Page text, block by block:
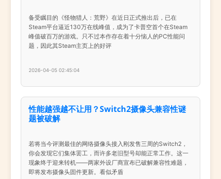
备受瞩目的《怪物猎人：荒野》在近日正式推出后，已在
Steam平台逼近130万在线峰值，成为了卡普空首个在Steam
峰值破百万的游戏。只不过本作存在着十分恼人的PC性能问
题，因此其Steam主页上的好评
2026-04-05 02:45:04
性能越强越不让用？Switch2摄像头兼容性谜
题被破解
若将当今评测最佳的网络摄像头接入刚发售三周的Switch2，
你会发现它们集体罢工，而许多老旧型号却能正常工作。这一
现象终于迎来转机——两家外设厂商宣布已破解兼容性难题，
即将发布摄像头固件更新。看似矛盾